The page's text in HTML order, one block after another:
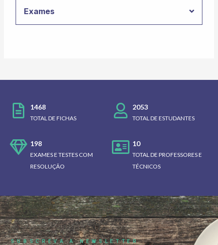
Exames
1468
TOTAL DE FICHAS
2053
TOTAL DE ESTUDANTES
198
EXAMES E TESTES COM
RESOLUÇÃO
10
TOTAL DE PROFESSORES E
TÉCNICOS
SUBSCREVA A NEWSLETTER